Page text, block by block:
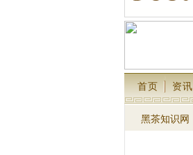
首页 资讯
黑茶知识网